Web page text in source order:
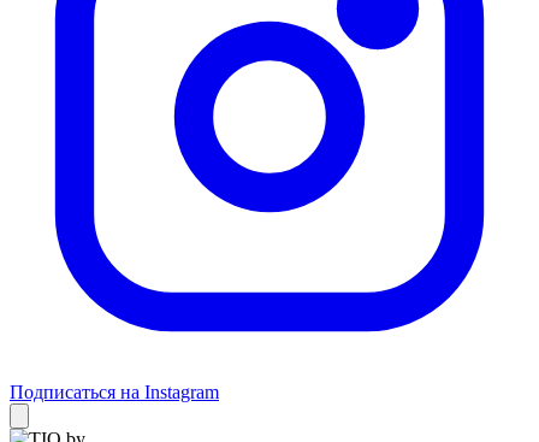
Подписаться на Instagram